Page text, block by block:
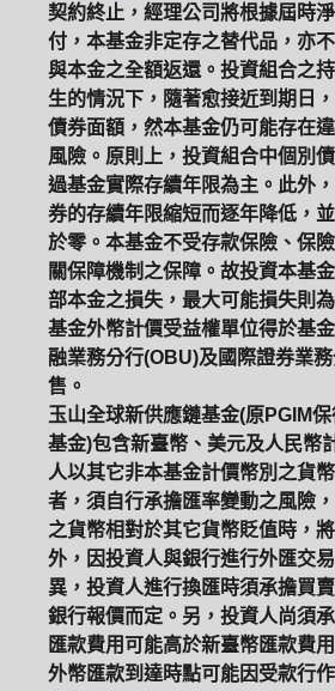
契約終止，經理公司將根據屆時
付，本基金非定存之替代品，亦
與本金之全額返還。投資組合之
生的情況下，隨著愈接近到期日
債券面額，然本基金仍可能存在
風險。原則上，投資組合中個別
過基金實際存續年限為主。此外
券的存續年限縮短而逐年降低，
於零。本基金不受存款保險、保
關保障機制之保障。故投資本基
部本金之損失，最大可能損失則
基金外幣計價受益權單位得於基
融業務分行(OBU)及國際證券業
售。
玉山全球新供應鏈基金(原PGIM
基金)包含新臺幣、美元及人民幣
人以其它非本基金計價幣別之貨
者，須自行承擔匯率變動之風險
之貨幣相對於其它貨幣貶值時，
外，因投資人與銀行進行外匯交
異，投資人進行換匯時須承擔買
銀行報價而定。另，投資人尚須
匯款費用可能高於新臺幣匯款費
外幣匯款到達時點可能因受款行